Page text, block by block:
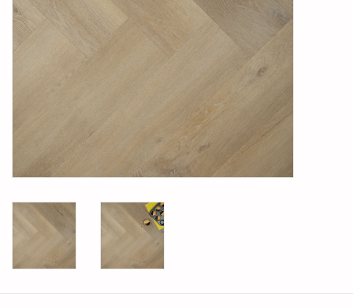
Legservice
Merken